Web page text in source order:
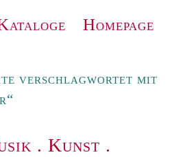
Homepage
verschlagwortet mit
. Kunst .